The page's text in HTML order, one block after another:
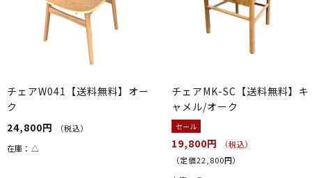
チェアW041【送料無料】オー
ク
24,800円
（税込）
在庫： △
チェアMK-SC【送料無料】キ
ャメル/オーク
セール
19,800円
（税込）
（定価22,800円）